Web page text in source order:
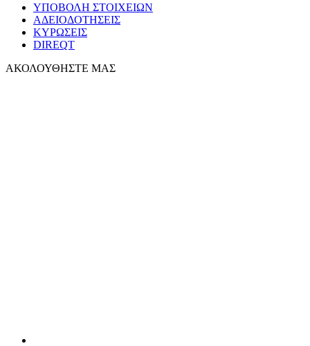
ΥΠΟΒΟΛΗ ΣΤΟΙΧΕΙΩΝ
ΑΔΕΙΟΔΟΤΗΣΕΙΣ
ΚΥΡΩΣΕΙΣ
DIREQT
ΑΚΟΛΟΥΘΗΣΤΕ ΜΑΣ